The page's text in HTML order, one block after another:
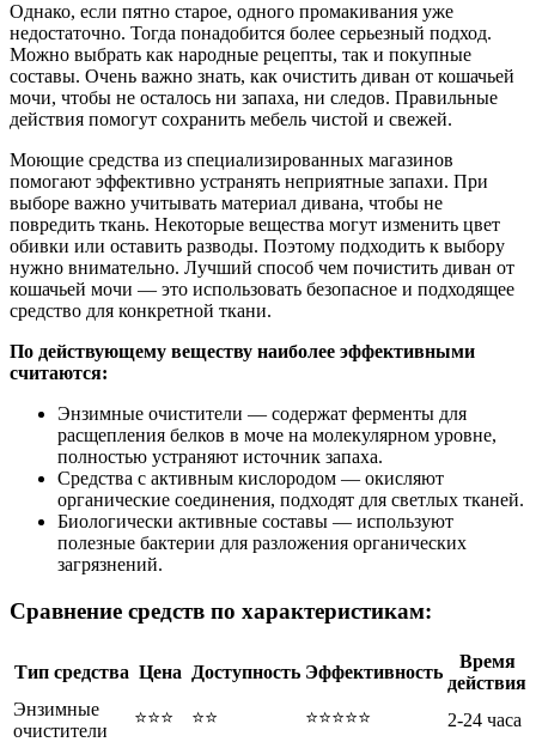
Однако, если пятно старое, одного промакивания уже
недостаточно. Тогда понадобится более серьезный подход.
Можно выбрать как народные рецепты, так и покупные
составы. Очень важно знать, как очистить диван от кошачьей
мочи, чтобы не осталось ни запаха, ни следов. Правильные
действия помогут сохранить мебель чистой и свежей.
Моющие средства из специализированных магазинов
помогают эффективно устранять неприятные запахи. При
выборе важно учитывать материал дивана, чтобы не
повредить ткань. Некоторые вещества могут изменить цвет
обивки или оставить разводы. Поэтому подходить к выбору
нужно внимательно. Лучший способ чем почистить диван от
кошачьей мочи — это использовать безопасное и подходящее
средство для конкретной ткани.
По действующему веществу наиболее эффективными
считаются:
Энзимные очистители — содержат ферменты для
расщепления белков в моче на молекулярном уровне,
полностью устраняют источник запаха.
Средства с активным кислородом — окисляют
органические соединения, подходят для светлых тканей.
Биологически активные составы — используют
полезные бактерии для разложения органических
загрязнений.
Сравнение средств по характеристикам:
Тип средства Цена Доступность Эффективность
Время
действия
Энзимные
очистители
⭐⭐⭐ ⭐⭐ ⭐⭐⭐⭐⭐
2-24 часа